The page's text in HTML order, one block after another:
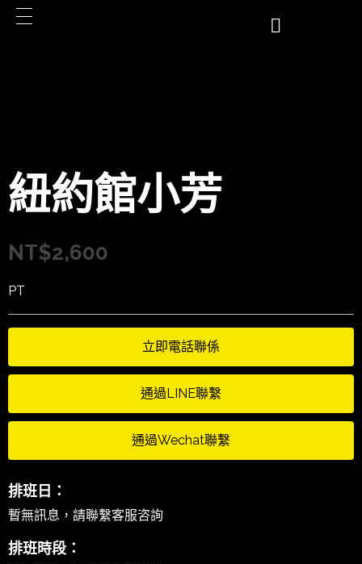
紐約館小芳
NT$2,600
PT
立即電話聯係
通過LINE聯繫
通過Wechat聯繫
排班日：
暫無訊息，請聯繫客服咨詢
排班時段：